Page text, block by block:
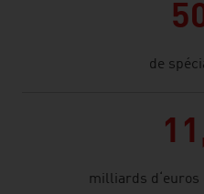
de
milliards d‘euros